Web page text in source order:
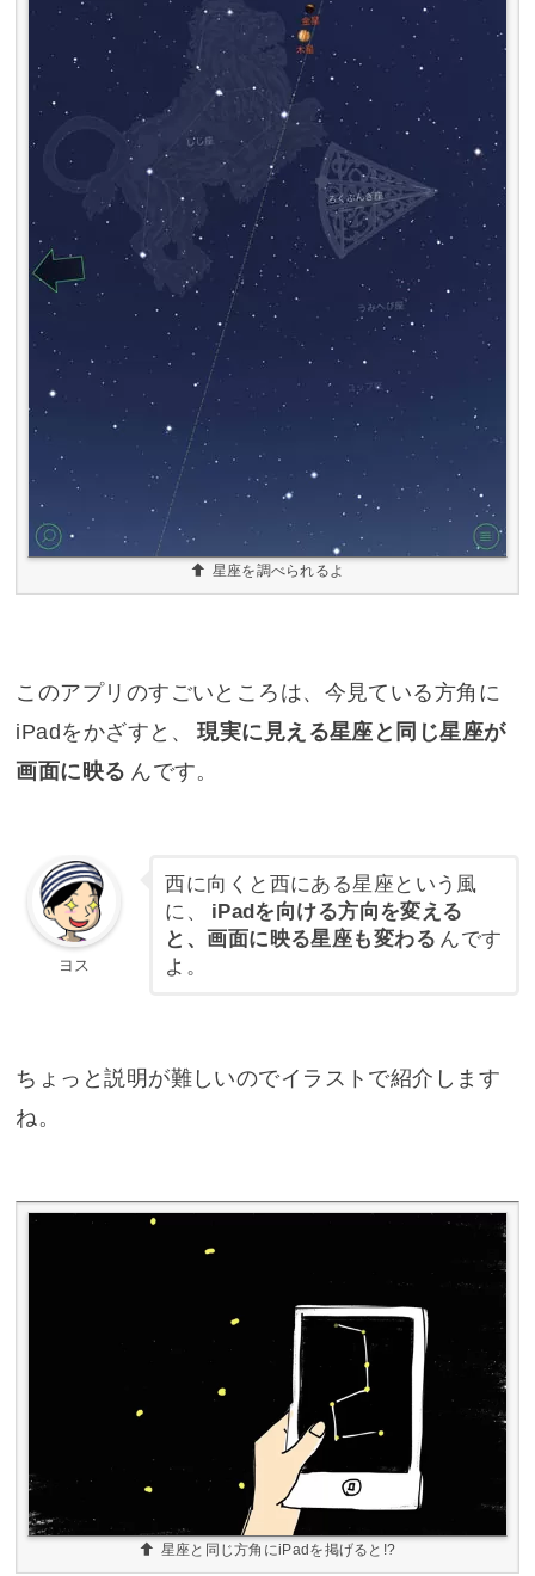
星座を調べられるよ
このアプリのすごいところは、今見ている方角に
iPadをかざすと、
現実に見える星座と同じ星座が
画面に映る んです。
ヨス
西に向くと西にある星座という風
に、
iPadを向ける方向を変える
と、画面に映る星座も変わる んです
よ。
ちょっと説明が難しいのでイラストで紹介します
ね。
星座と同じ方角にiPadを掲げると!?